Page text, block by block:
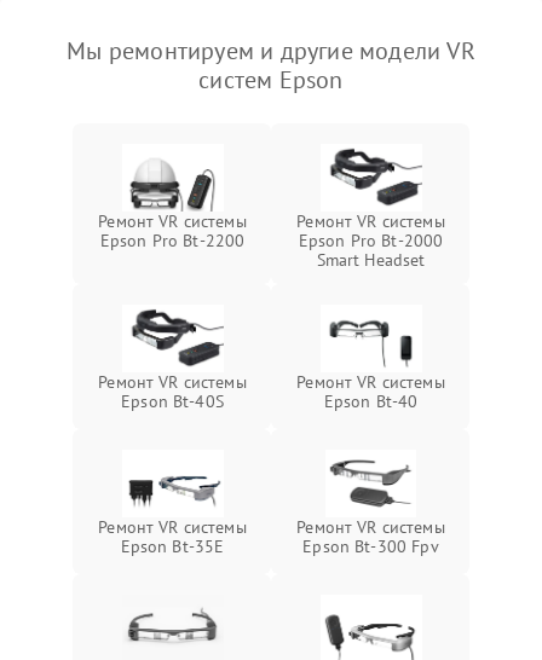
Мы ремонтируем и другие модели VR
систем Epson
Ремонт VR системы
Epson Pro Bt-2200
Ремонт VR системы
Epson Pro Bt-2000
Smart Headset
Ремонт VR системы
Epson Bt-40S
Ремонт VR системы
Epson Bt-40
Ремонт VR системы
Epson Bt-35E
Ремонт VR системы
Epson Bt-300 Fpv